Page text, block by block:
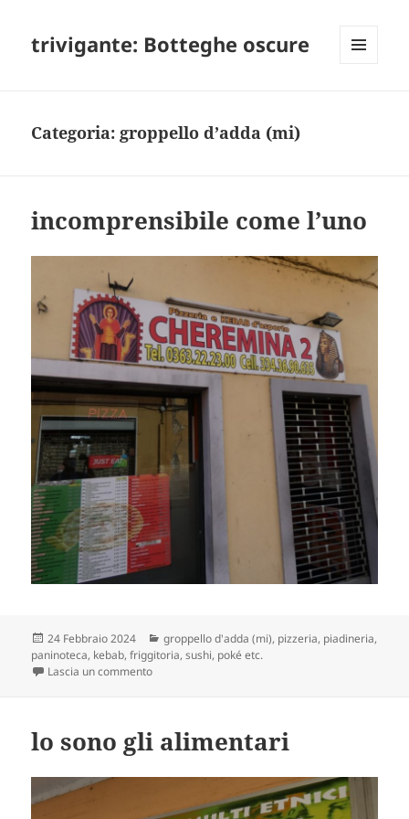
trivigante: Botteghe oscure
Categoria: groppello d’adda (mi)
incomprensibile come l’uno
Scritto
il
24 Febbraio 2024 Categorie
groppello d'adda (mi), pizzeria, piadineria,
paninoteca, kebab, friggitoria, sushi, poké etc.
Lascia un commentosu incomprensibile come l’uno
lo sono gli alimentari